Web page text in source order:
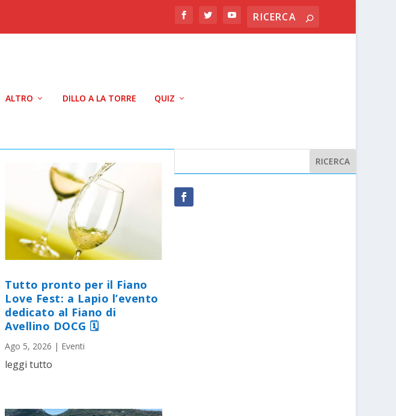
ALTRO DILLO A LA TORRE QUIZ
Tutto pronto per il Fiano
Love Fest: a Lapio l’evento
dedicato al Fiano di
Avellino DOCG 🗓
Ago 5, 2026 | Eventi
leggi tutto